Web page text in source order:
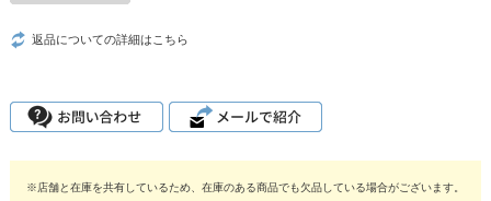
返品についての詳細はこちら
※店舗と在庫を共有しているため、在庫のある商品でも欠品している場合がございます。